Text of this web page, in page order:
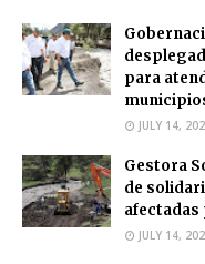
para
JULY 14,
Gestora
de
afectadas
JULY 14,